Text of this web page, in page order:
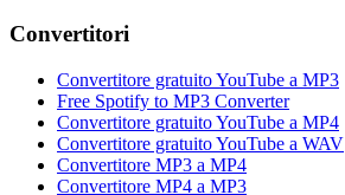
Convertitori
Convertitore gratuito YouTube a MP3
Free Spotify to MP3 Converter
Convertitore gratuito YouTube a MP4
Convertitore gratuito YouTube a WAV
Convertitore MP3 a MP4
Convertitore MP4 a MP3